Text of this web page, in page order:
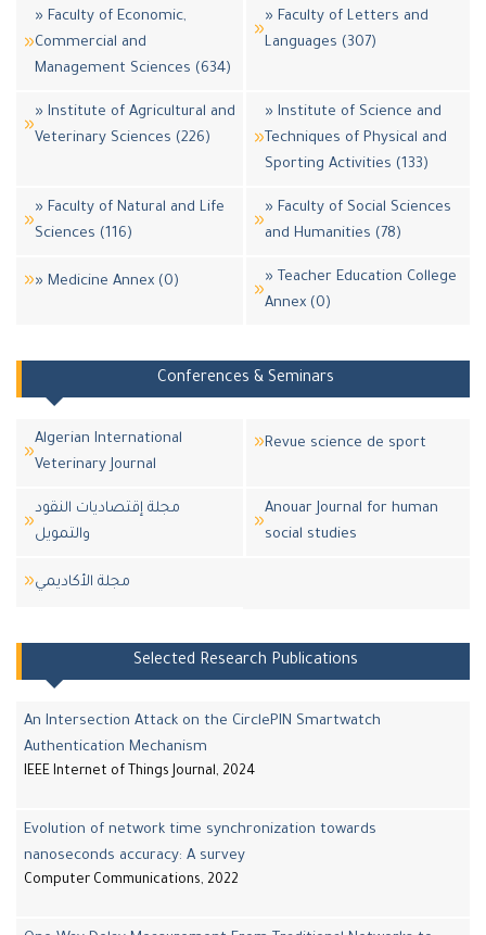
» Faculty of Economic,
Commercial and
Management Sciences (634)
» Faculty of Letters and
Languages (307)
» Institute of Agricultural and
Veterinary Sciences (226)
» Institute of Science and
Techniques of Physical and
Sporting Activities (133)
» Faculty of Natural and Life
Sciences (116)
» Faculty of Social Sciences
and Humanities (78)
» Medicine Annex (0)
» Teacher Education College
Annex (0)
Conferences & Seminars
Algerian International
Veterinary Journal
Revue science de sport
مجلة إقتصاديات النقود
والتمويل
Anouar Journal for human
social studies
مجلة اﻷكاديمي
Selected Research Publications
An Intersection Attack on the CirclePIN Smartwatch
Authentication Mechanism
IEEE Internet of Things Journal, 2024
Evolution of network time synchronization towards
nanoseconds accuracy: A survey
Computer Communications, 2022